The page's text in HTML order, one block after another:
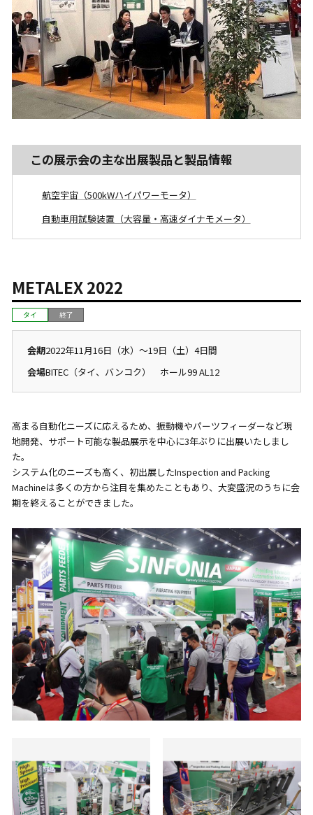
この展示会の主な出展製品と製品情報
航空宇宙（500kWハイパワーモータ）
自動車用試験装置（大容量・高速ダイナモメータ）
METALEX 2022
タイ 終了
会期2022年11月16日（水）〜19日（土）4日間
会場BITEC（タイ、バンコク） ホール99 AL12
高まる自動化ニーズに応えるため、振動機やパーツフィーダーなど現
地開発、サポート可能な製品展示を中心に3年ぶりに出展いたしまし
た。
システム化のニーズも高く、初出展したInspection and Packing
Machineは多くの方から注目を集めたこともあり、大変盛況のうちに会
期を終えることができました。